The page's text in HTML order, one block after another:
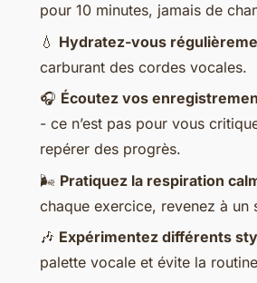
pour 10 minutes, jamais de
💧 Hydratez-vous
carburant des cordes vocales.
🎧 Écoutez vos
- ce n’est pas pour vous
repérer des progrès.
🌬️ Pratiquez la respiration
chaque exercice, revenez à un
🎶 Expérimentez différents
palette vocale et évite la